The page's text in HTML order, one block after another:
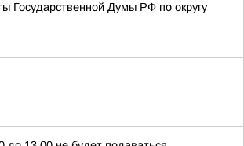
Государственной Думы РФ по округу